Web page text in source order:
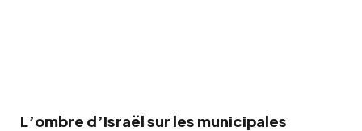
L’ombre d’Israël sur les municipales